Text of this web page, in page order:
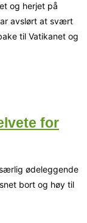
og herjet på
avslørt at svært
til Vatikanet og
for
ødeleggende
bort og høy til